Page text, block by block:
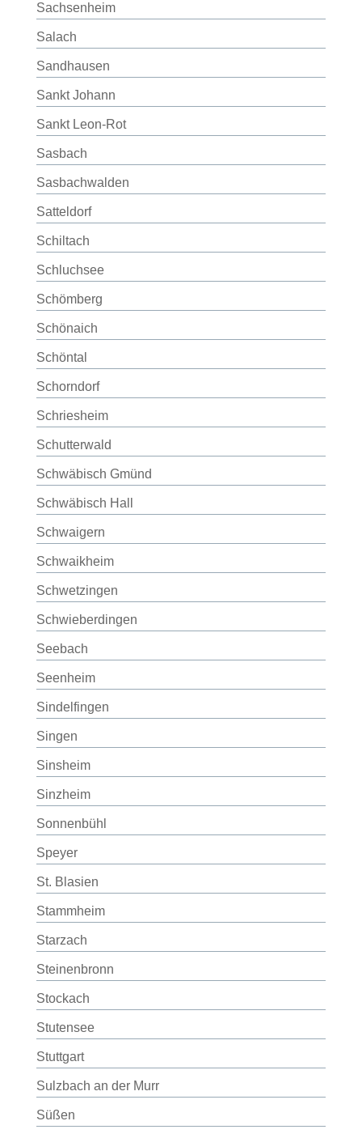
Sachsenheim
Salach
Sandhausen
Sankt Johann
Sankt Leon-Rot
Sasbach
Sasbachwalden
Satteldorf
Schiltach
Schluchsee
Schömberg
Schönaich
Schöntal
Schorndorf
Schriesheim
Schutterwald
Schwäbisch Gmünd
Schwäbisch Hall
Schwaigern
Schwaikheim
Schwetzingen
Schwieberdingen
Seebach
Seenheim
Sindelfingen
Singen
Sinsheim
Sinzheim
Sonnenbühl
Speyer
St. Blasien
Stammheim
Starzach
Steinenbronn
Stockach
Stutensee
Stuttgart
Sulzbach an der Murr
Süßen